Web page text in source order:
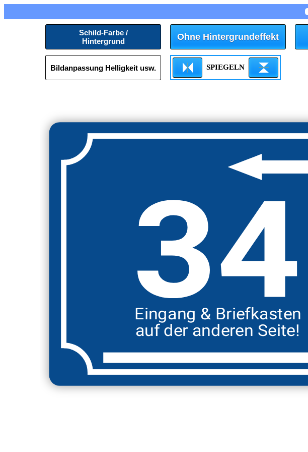
Schild-Farbe /
Hintergrund
Ohne Hintergrundeffekt
Bildanpassung Helligkeit usw. SPIEGELN
34
Eingang & Briefkasten
auf der anderen Seite!